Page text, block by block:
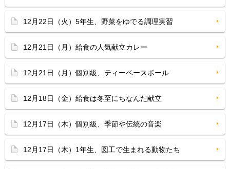
12月22日（火）5年生、野菜をゆでる調理実習
12月21日（月）給食の人気献立カレー
12月21日（月）個別級、ティーベースボール
12月18日（金）給食は冬至にちなんだ献立
12月17日（木）個別級、季節や伝統の音楽
12月17日（木）1年生、図工で生まれる動物たち